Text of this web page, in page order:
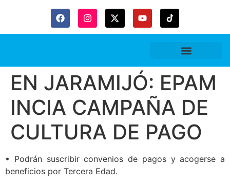
EN JARAMIJÓ: EPAM
INCIA CAMPAÑA DE
CULTURA DE PAGO
• Podrán suscribir convenios de pagos y acogerse a
beneficios por Tercera Edad.